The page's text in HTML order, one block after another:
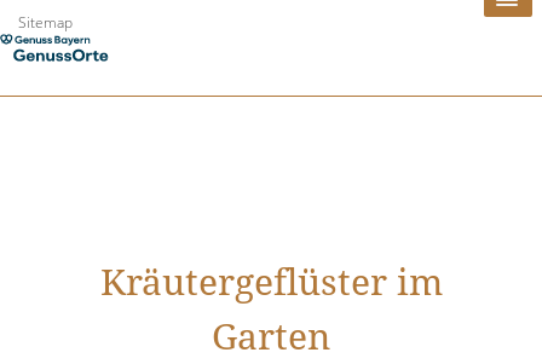
Zum
Inhalt
Sitemap
Kräutergeflüster im
Garten